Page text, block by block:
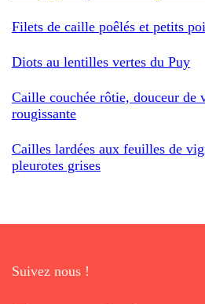
Filets de caille poêlés et petits
Diots au lentilles vertes du Puy
Caille couchée rôtie, douceur de
rougissante
Cailles lardées aux feuilles de
pleurotes grises
Suivez nous !